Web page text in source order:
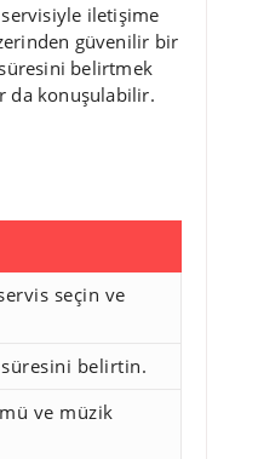
iletişime
güvenilir bir
belirtmek
da konuşulabilir.
seçin ve
belirtin.
ve müzik